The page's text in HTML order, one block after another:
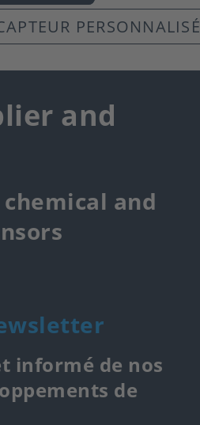
PERSONNALISÉ
and
and
informé de nos
de